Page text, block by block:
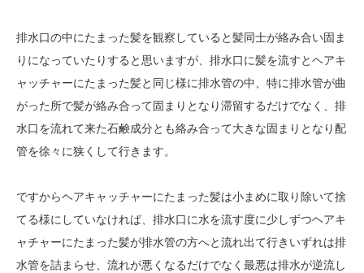
排水口の中にたまった髪を観察していると髪同士が絡み合い固ま
りになっていたりすると思いますが、排水口に髪を流すとヘアキ
ャッチャーにたまった髪と同じ様に排水管の中、特に排水管が曲
がった所で髪が絡み合って固まりとなり滞留するだけでなく、排
水口を流れて来た石鹸成分とも絡み合って大きな固まりとなり配
管を徐々に狭くして行きます。
ですからヘアキャッチャーにたまった髪は小まめに取り除いて捨
てる様にしていなければ、排水口に水を流す度に少しずつヘアキ
ャチャーにたまった髪が排水管の方へと流れ出て行きいずれは排
水管を詰まらせ、流れが悪くなるだけでなく最悪は排水が逆流し